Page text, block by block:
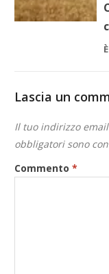
Lascia un
Il tuo indirizzo
obbligatori sono
Commento*